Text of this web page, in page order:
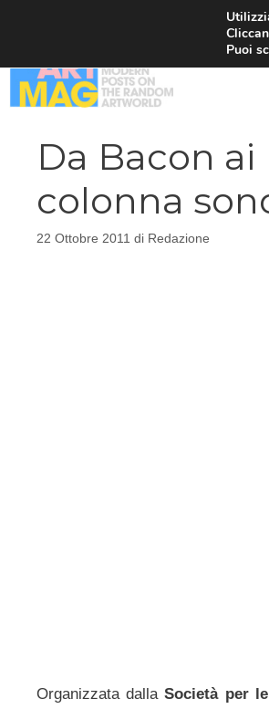
Da Bacon
colonna
22 Ottobre 2011 di Redazione
Organizzata dallaSocietà per
Puoi